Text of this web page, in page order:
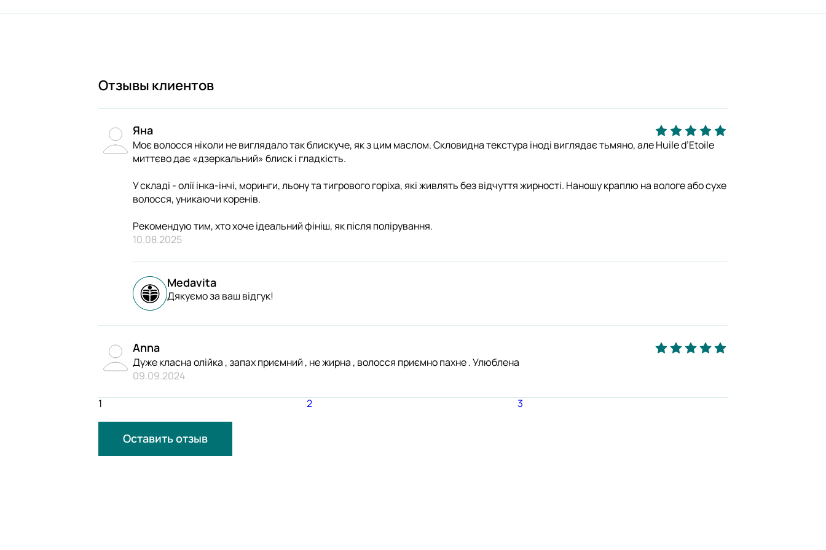
Отзывы клиентов
Яна
Моє волосся ніколи не виглядало так блискуче, як з цим маслом. Скловидна текстура іноді виглядає тьмяно, але Huile d’Etoile
миттєво дає «дзеркальний» блиск і гладкість.
У складі - олії інка-інчі, моринги, льону та тигрового горіха, які живлять без відчуття жирності. Наношу краплю на вологе або сухе
волосся, уникаючи коренів.
Рекомендую тим, хто хоче ідеальний фініш, як після полірування.
10.08.2025
Medavita
Дякуємо за ваш відгук!
Anna
Дуже класна олійка , запах приємний , не жирна , волосся приємно пахне . Улюблена
09.09.2024
1 2 3
Оставить отзыв